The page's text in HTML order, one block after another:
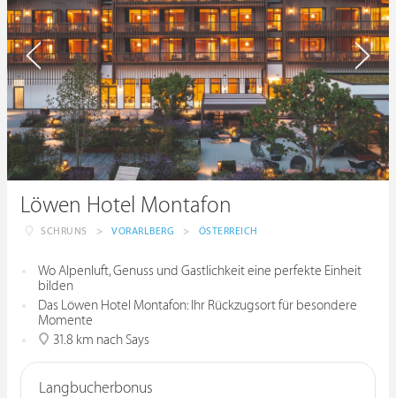
Löwen Hotel Montafon
SCHRUNS > VORARLBERG > ÖSTERREICH
Wo Alpenluft, Genuss und Gastlichkeit eine perfekte Einheit
bilden
Das Löwen Hotel Montafon: Ihr Rückzugsort für besondere
Momente
31.8 km nach Says
Langbucherbonus